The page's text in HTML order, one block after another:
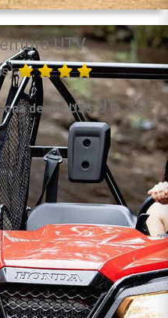
UTV
desde US$96.30